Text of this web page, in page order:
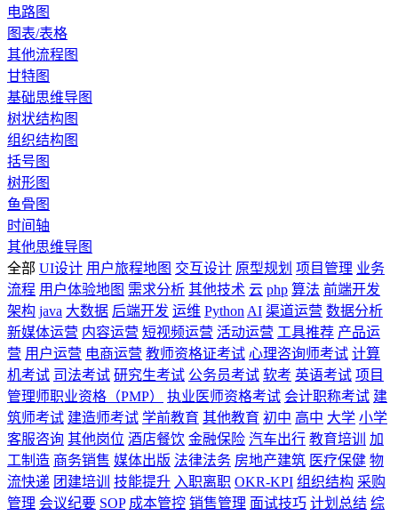
电路图
图表/表格
其他流程图
甘特图
基础思维导图
树状结构图
组织结构图
括号图
树形图
鱼骨图
时间轴
其他思维导图
全部 UI设计 用户旅程地图 交互设计 原型规划 项目管理 业务
流程 用户体验地图 需求分析 其他技术 云 php 算法 前端开发
架构 java 大数据 后端开发 运维 Python AI 渠道运营 数据分析
新媒体运营 内容运营 短视频运营 活动运营 工具推荐 产品运
营 用户运营 电商运营 教师资格证考试 心理咨询师考试 计算
机考试 司法考试 研究生考试 公务员考试 软考 英语考试 项目
管理师职业资格（PMP）
执业医师资格考试 会计职称考试 建
筑师考试 建造师考试 学前教育 其他教育 初中 高中 大学 小学
客服咨询 其他岗位 酒店餐饮 金融保险 汽车出行 教育培训
加
工制造 商务销售 媒体出版 法律法务 房地产建筑 医疗保健 物
流快递 团建培训 技能提升 入职离职 OKR-KPI 组织结构 采购
管理 会议纪要 SOP 成本管控 销售管理 面试技巧 计划总结 综